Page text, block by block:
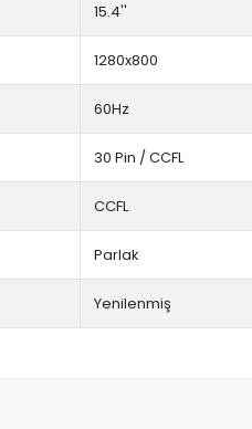
15.4''
1280x800
60Hz
30 Pin / CCFL
CCFL
Parlak
Yenilenmiş